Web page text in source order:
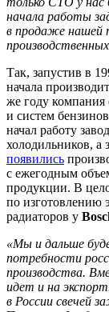
начала работы
в продаже нашей
Так, запустив в
начала
же году компания
и систем
начал работу
холодильников, а
появились
с ежегодным
продукции. В
по изготовлению
радиаторов у
«Мы и дальше
потребности
производства.
идет и на
в России свечей